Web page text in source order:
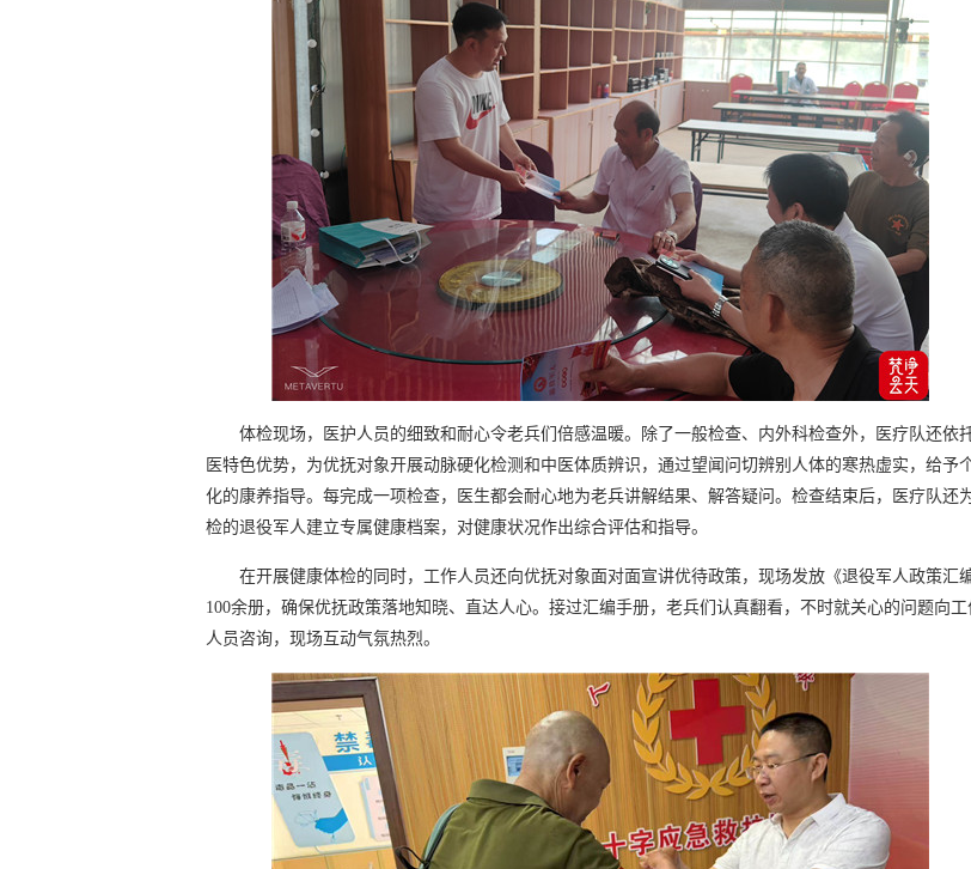
体检现场，医护人员的细致和耐心令老兵们倍感温暖。除了一般检查、内外科检查外，医疗队还依
医特色优势，为优抚对象开展动脉硬化检测和中医体质辨识，通过望闻问切辨别人体的寒热虚实，给予
化的康养指导。每完成一项检查，医生都会耐心地为老兵讲解结果、解答疑问。检查结束后，医疗队还
检的退役军人建立专属健康档案，对健康状况作出综合评估和指导。
在开展健康体检的同时，工作人员还向优抚对象面对面宣讲优待政策，现场发放《退役军人政策汇编
100余册，确保优抚政策落地知晓、直达人心。接过汇编手册，老兵们认真翻看，不时就关心的问题向工
人员咨询，现场互动气氛热烈。